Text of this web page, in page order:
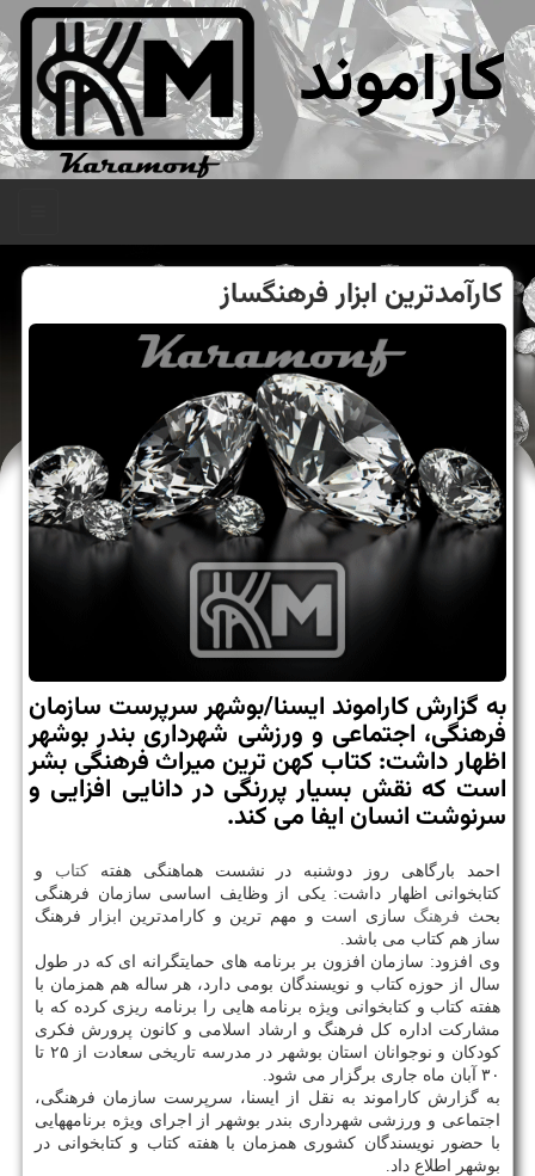
کاراموند
كارآمدترین ابزار فرهنگ‎ساز
به گزارش كاراموند ایسنا/بوشهر سرپرست سازمان
فرهنگی، اجتماعی و ورزشی شهرداری بندر بوشهر
اظهار داشت: كتاب كهن ترین میراث فرهنگی بشر
است كه نقش بسیار پررنگی در دانایی افزایی و
سرنوشت انسان ایفا می كند.
احمد بارگاهی روز دوشنبه در نشست هماهنگی هفتهكتاب و
كتابخوانی اظهار داشت: یكی از وظایف اساسی سازمان فرهنگی
بحث فرهنگ سازی است و مهم ترین و كارامدترین ابزار فرهنگ
ساز هم كتاب می باشد.
وی افزود: سازمان افزون بر برنامه های حمایتگرانه ای كه در طول
سال از حوزه كتاب و نویسندگان بومی دارد، هر ساله هم همزمان با
هفته كتاب و كتابخوانی ویژه برنامه هایی را برنامه ریزی كرده كه با
مشاركت اداره كل فرهنگ و ارشاد اسلامی و كانون پرورش فكری
كودكان و نوجوانان استان بوشهر در مدرسه تاریخی سعادت از ۲۵ تا
۳۰ آبان ماه جاری برگزار می شود.
به گزارش كاراموند به نقل از ایسنا، سرپرست سازمان فرهنگی،
اجتماعی و ورزشی شهرداری بندر بوشهر از اجرای ویژه برنامه‎هایی
با حضور نویسندگان كشوری همزمان با هفته كتاب و كتابخوانی در
بوشهر اطلاع داد.